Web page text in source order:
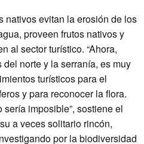
nativos evitan la erosión de los
proveen frutos nativos y
al sector turístico. “Ahora,
norte y la serranía, es muy
turísticos para el
y para reconocer la flora.
imposible”, sostiene el
a veces solitario rincón,
por la biodiversidad